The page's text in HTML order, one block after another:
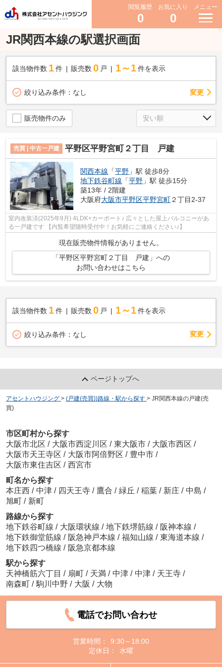
閲覧履歴
0
お気に入り
0
メニュー
JR関西本線の駅選択画面
該当物件数 1件 販売数 0 戸 1～1 件を表示
絞り込み条件： なし 変更
販売物件のみ
売買 | 中古一戸建 平野区平野宮町２丁目 戸建
関西本線 「平野 」駅 徒歩8分
地下鉄谷町線 「平野 」駅 徒歩15分
築13年 / 2階建
大阪府大阪市平野区平野宮町２丁目2-37
室内改装済(2025年9月) 4LDK+カーポート♪ 広々とした屋上バルコニーがあ
る一戸建です 【内覧希望随時受付中！お気軽にご連絡ください♪】
現在販売物件情報がありません。
「平野区平野宮町２丁目 戸建」への
お問い合わせはこちら
該当物件数 1件 販売数 0 戸 1～1 件を表示
絞り込み条件： なし 変更
ページトップへ
アセントハウジング > (戸建(売買))路線・駅から探す > JR関西本線の戸建(売
買)
市区町村から探す
大阪市北区 / 大阪市西淀川区 / 東大阪市 / 大阪市西区 /
大阪市天王寺区 / 大阪市阿倍野区 / 豊中市 /
大阪市東住吉区 / 西宮市
町名から探す
本庄西 / 中津 / 四天王寺 / 鷹合 / 緑丘 / 稲葉 / 新庄 / 中島 /
旭町 / 新町
路線から探す
地下鉄谷町線 / 大阪環状線 / 地下鉄堺筋線 / 阪神本線 /
地下鉄御堂筋線 / 阪急神戸本線 / 福知山線 / 東海道本線 /
地下鉄四つ橋線 / 阪急京都本線
駅から探す
天神橋筋六丁目 / 扇町 / 天満 / 中津 / 中津 / 天王寺 /
南森町 / 駒川中野 / 大阪 / 大物
電話でお問い合わせ
営業時間：
9:30～18:00
定休日：
水曜